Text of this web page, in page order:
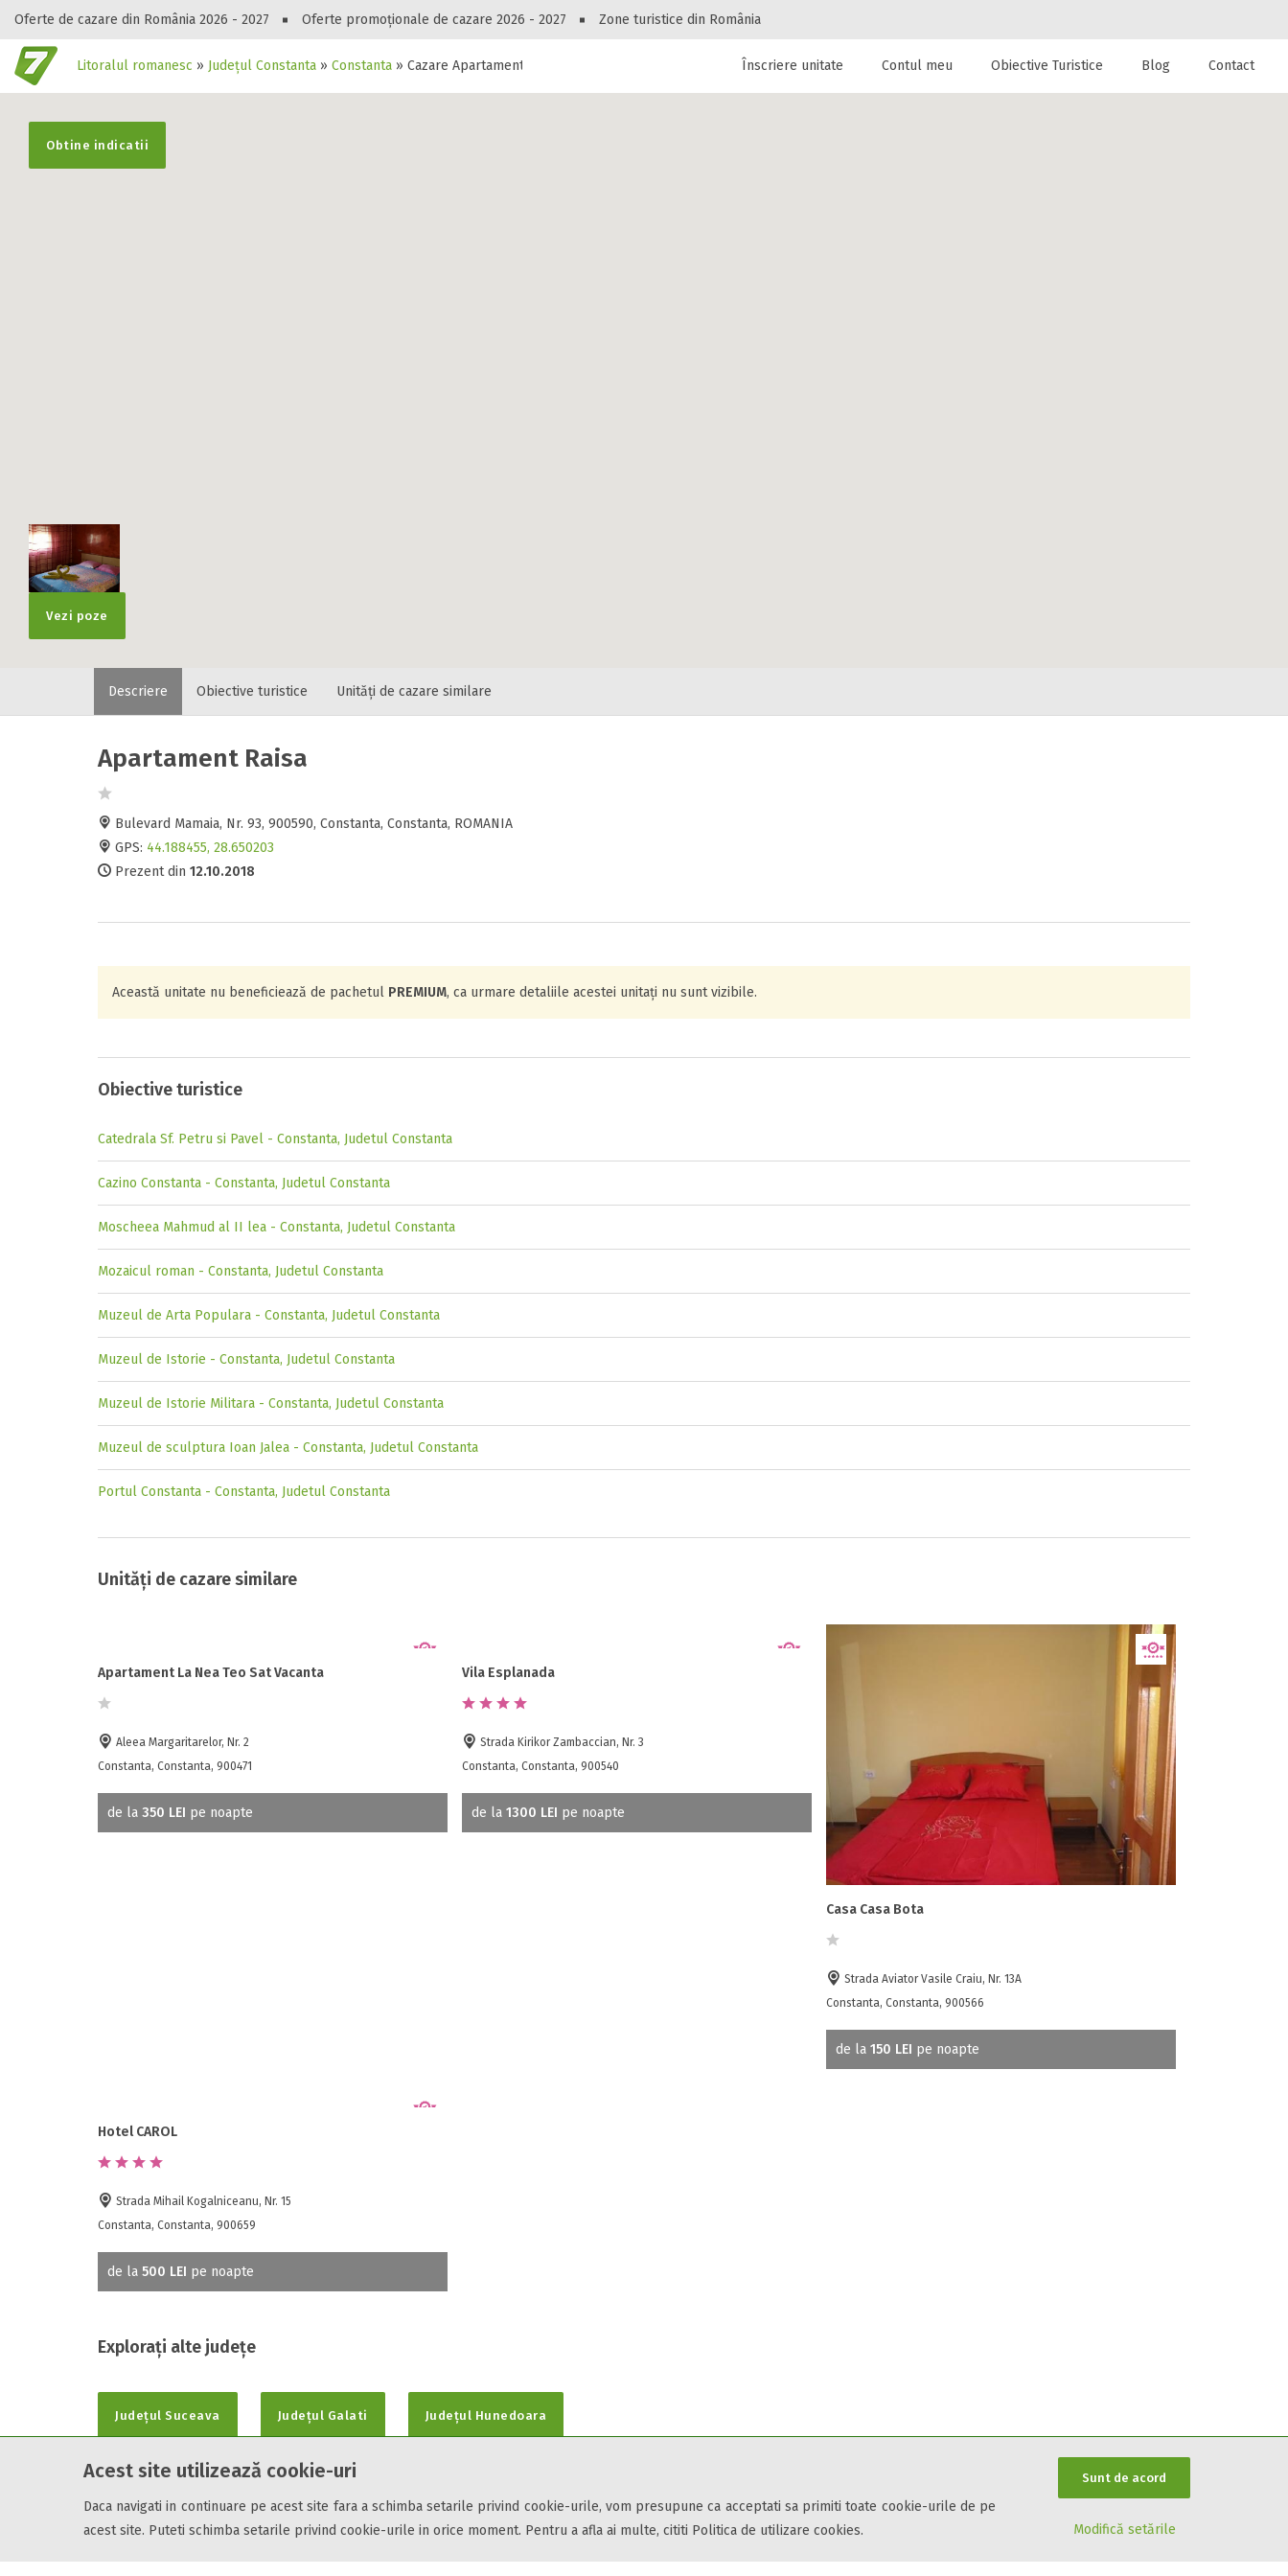
Acest site utilizează cookie-uri
Daca navigati in continuare pe acest site fara a schimba setarile privind cookie-urile, vom presupune ca acceptati sa primiti toate cookie-urile de pe
acest site. Puteti schimba setarile privind cookie-urile in orice moment. Pentru a afla ai multe, cititi Politica de utilizare cookies.
Sunt de acord
Modifică setările
Oferte de cazare din România 2026 - 2027 Oferte promoționale de cazare 2026 - 2027 Zone turistice din România
Litoralul romanesc » Județul Constanta » Constanta » Cazare Apartament Raisa
Peste 10549 oferte de cazare!
Gasești hoteluri, pensiuni, vile, apartamente sau alte unitați de cazare la
Înscriere unitate Contul meu Obiective Turistice Blog Contact
Vezi poze
Obtine indicatii
Descriere Obiective turistice Unități de cazare similare
Apartament Raisa
Bulevard Mamaia, Nr. 93, 900590, Constanta, Constanta, ROMANIA
GPS: 44.188455, 28.650203
Prezent din 12.10.2018
Această unitate nu beneficiează de pachetul PREMIUM, ca urmare detaliile acestei unitați nu sunt vizibile.
Obiective turistice
Catedrala Sf. Petru si Pavel - Constanta, Judetul Constanta
Cazino Constanta - Constanta, Judetul Constanta
Moscheea Mahmud al II lea - Constanta, Judetul Constanta
Mozaicul roman - Constanta, Judetul Constanta
Muzeul de Arta Populara - Constanta, Judetul Constanta
Muzeul de Istorie - Constanta, Judetul Constanta
Muzeul de Istorie Militara - Constanta, Judetul Constanta
Muzeul de sculptura Ioan Jalea - Constanta, Judetul Constanta
Portul Constanta - Constanta, Judetul Constanta
Unități de cazare similare
Apartament La Nea Teo Sat Vacanta
Aleea Margaritarelor, Nr. 2
Constanta, Constanta, 900471
de la 350 LEI pe noapte
Vila Esplanada
Strada Kirikor Zambaccian, Nr. 3
Constanta, Constanta, 900540
de la 1300 LEI pe noapte
Casa Casa Bota
Strada Aviator Vasile Craiu, Nr. 13A
Constanta, Constanta, 900566
de la 150 LEI pe noapte
Hotel CAROL
Strada Mihail Kogalniceanu, Nr. 15
Constanta, Constanta, 900659
de la 500 LEI pe noapte
Explorați alte județe
Județul Suceava Județul Galati Județul Hunedoara
Cazare7 vă pune la dispozitie informatii despre unitati de cazare din toate zonele turistice, oferte speciale, rezervari online.
Utilizand acest serviciu inseamna ca sunteti de acord cuTermenii și condițiilede utilizare.